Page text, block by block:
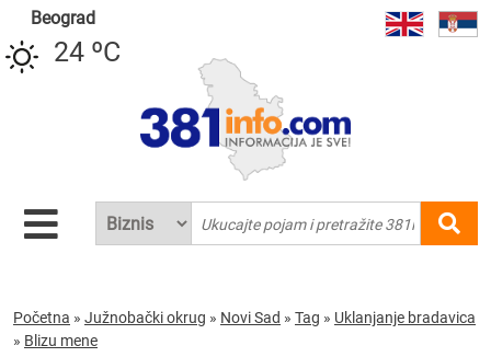
Beograd
24 ºC
Početna » Južnobački okrug » Novi Sad » Tag » Uklanjanje bradavica
» Blizu mene